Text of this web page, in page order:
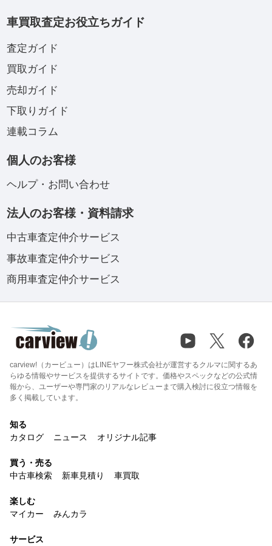
車買取査定お役立ちガイド
査定ガイド
買取ガイド
売却ガイド
下取りガイド
連載コラム
個人のお客様
ヘルプ・お問い合わせ
法人のお客様・資料請求
中古車査定仲介サービス
事故車査定仲介サービス
商用車査定仲介サービス
carview!（カービュー）はLINEヤフー株式会社が運営するクルマに関するあ
らゆる情報やサービスを提供するサイトです。価格やスペックなどの公式情
報から、ユーザーや専門家のリアルなレビューまで購入検討に役立つ情報を
多く掲載しています。
知る
カタログ
ニュース オリジナル記事
買う・売る
中古車検索
新車見積り 車買取
楽しむ
マイカー
みんカラ
サービス